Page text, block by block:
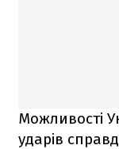
Можливості
ударів